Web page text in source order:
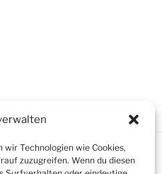
Technologien wie Cookies,
zuzugreifen. Wenn du diesen